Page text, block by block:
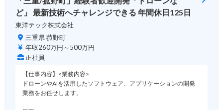
ど」 最新技術へチャレンジできる 年間休日125日
東洋テック株式会社
三重県 菰野町
年収260万円～500万円
正社員
【仕事内容】<業務内容>
ドローンやAIを活用したソフトウェア、アプリケーションの開発
業務をお任せします。